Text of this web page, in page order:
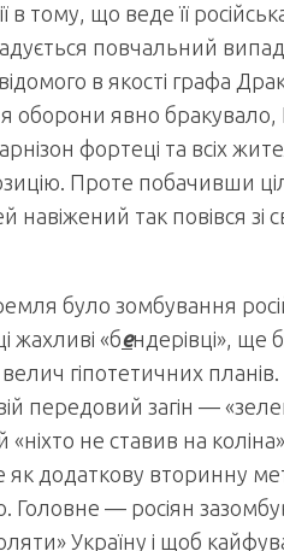
тому, що веде її
повчальний
в якості графа
оборони явно
фортеці та всіх
Проте побачивши
так повівся зі
було зомбування
жахливі «бендерівці», ще
гіпотетичних планів.
передовий загін —
не ставив на
як додаткову вторинну
— росіян
Україну і щоб